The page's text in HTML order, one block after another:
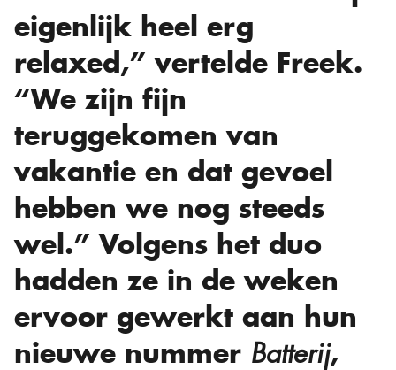
eigenlijk heel erg
relaxed,” vertelde Freek.
“We zijn fijn
teruggekomen van
vakantie en dat gevoel
hebben we nog steeds
wel.” Volgens het duo
hadden ze in de weken
ervoor gewerkt aan hun
nieuwe nummer Batterij,